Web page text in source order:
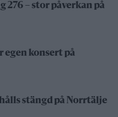
276 – stor påverkan på
egen konsert på
stängd på Norrtälje